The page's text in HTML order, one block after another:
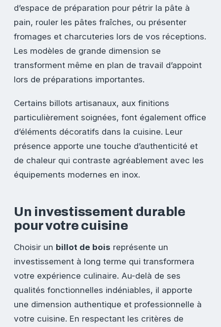
d’espace de préparation pour pétrir la pâte à
pain, rouler les pâtes fraîches, ou présenter
fromages et charcuteries lors de vos réceptions.
Les modèles de grande dimension se
transforment même en plan de travail d’appoint
lors de préparations importantes.
Certains billots artisanaux, aux finitions
particulièrement soignées, font également office
d’éléments décoratifs dans la cuisine. Leur
présence apporte une touche d’authenticité et
de chaleur qui contraste agréablement avec les
équipements modernes en inox.
Un investissement durable
pour votre cuisine
Choisir un billot de bois représente un
investissement à long terme qui transformera
votre expérience culinaire. Au-delà de ses
qualités fonctionnelles indéniables, il apporte
une dimension authentique et professionnelle à
votre cuisine. En respectant les critères de